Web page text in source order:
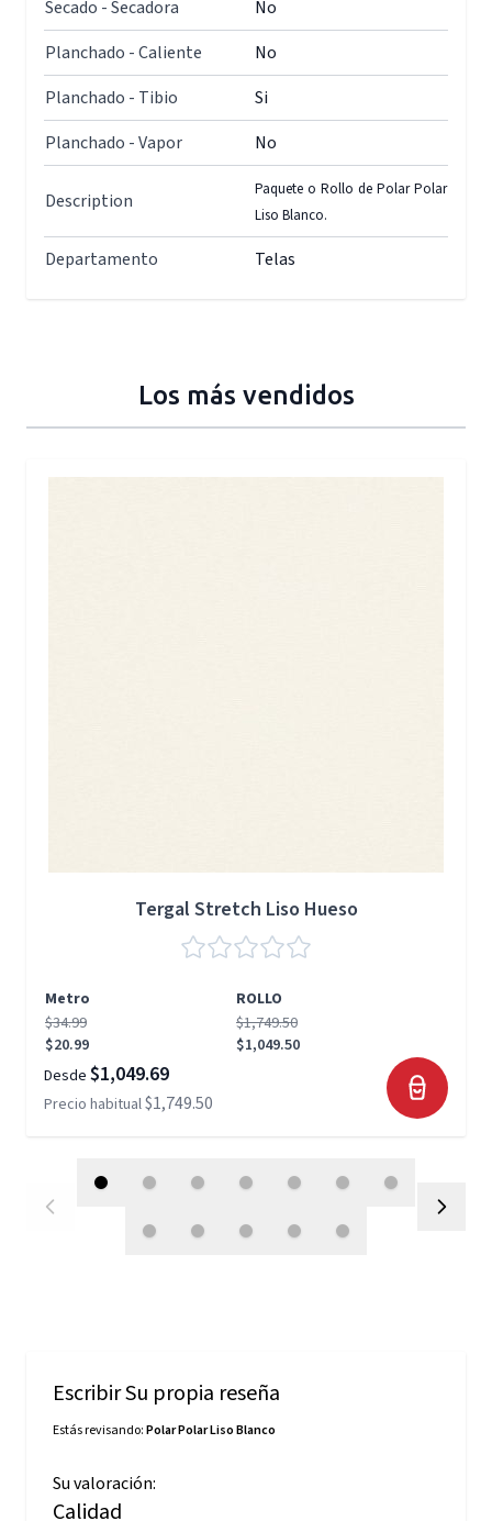
Secado - Secadora
No
Planchado - Caliente
No
Planchado - Tibio
Si
Planchado - Vapor
No
Description
Paquete o Rollo de Polar Polar
Liso Blanco.
Departamento Telas
Los más vendidos
Tergal Stretch Liso Hueso
Metro
ROLLO
$34.99
$20.99
$1,749.50
$1,049.50
Desde $1,049.69
Precio habitual$1,749.50
Escribir Su propia reseña
Estás revisando:Polar Polar Liso Blanco
Su valoración:
Calidad